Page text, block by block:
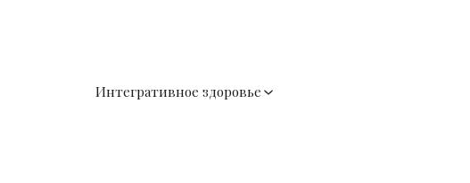
Интегративное здоровье